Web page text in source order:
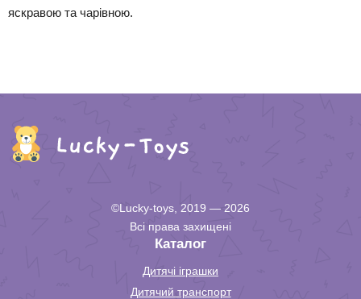
яскравою та чарівною.
©Lucky-toys, 2019 — 2026
Всі права захищені
Каталог
Дитячі іграшки
Дитячий транспорт